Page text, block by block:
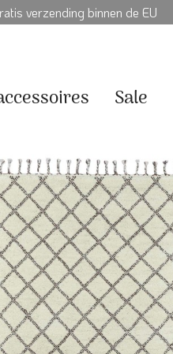
verzending binnen de EU
Sale